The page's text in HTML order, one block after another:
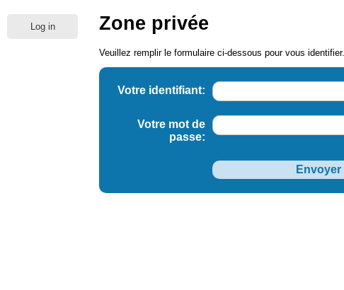
Log in Zone privée
Veuillez remplir le formulaire ci-dessous pour vous identifier.
Votre identifiant:
Votre mot de
passe: